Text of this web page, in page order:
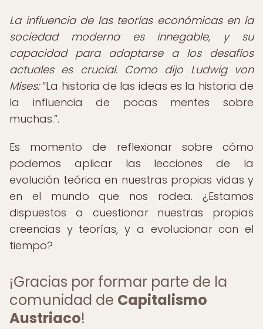
La influencia de las teorías económicas en la
sociedad moderna es innegable, y su
capacidad para adaptarse a los desafíos
actuales es crucial. Como dijo Ludwig von
Mises: La historia de las ideas es la historia de
la influencia de pocas mentes sobre
muchas. .
Es momento de reflexionar sobre cómo
podemos aplicar las lecciones de la
evolución teórica en nuestras propias vidas y
en el mundo que nos rodea. ¿Estamos
dispuestos a cuestionar nuestras propias
creencias y teorías, y a evolucionar con el
tiempo?
¡Gracias por formar parte de la
comunidad de Capitalismo
Austriaco!